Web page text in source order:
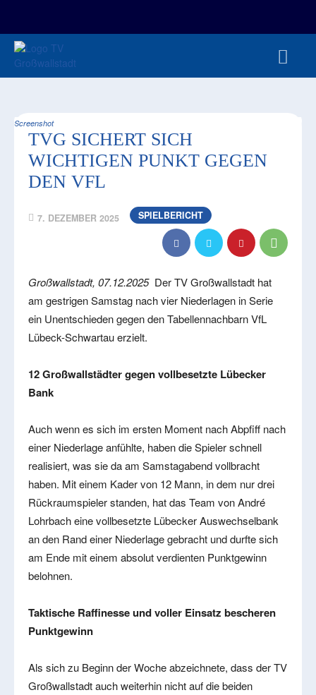
Screenshot
TVG SICHERT SICH
WICHTIGEN PUNKT GEGEN
DEN VFL
7. DEZEMBER 2025 SPIELBERICHT
Großwallstadt, 07.12.2025Der TV Großwallstadt hat
am gestrigen Samstag nach vier Niederlagen in Serie
ein Unentschieden gegen den Tabellennachbarn VfL
Lübeck-Schwartau erzielt.
12 Großwallstädter gegen vollbesetzte Lübecker
Bank
Auch wenn es sich im ersten Moment nach Abpfiff nach
einer Niederlage anfühlte, haben die Spieler schnell
realisiert, was sie da am Samstagabend vollbracht
haben. Mit einem Kader von 12 Mann, in dem nur drei
Rückraumspieler standen, hat das Team von André
Lohrbach eine vollbesetzte Lübecker Auswechselbank
an den Rand einer Niederlage gebracht und durfte sich
am Ende mit einem absolut verdienten Punktgewinn
belohnen.
Taktische Raffinesse und voller Einsatz bescheren
Punktgewinn
Als sich zu Beginn der Woche abzeichnete, dass der TV
Großwallstadt auch weiterhin nicht auf die beiden